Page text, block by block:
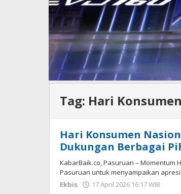
Tag: Hari
Hari Konsumen
Dukungan Berbagai
KabarBaik.co, Pasuruan – Momentum
Pasuruan untuk menyampaikan
Ekbis
17 April 2026 16:17 WIB